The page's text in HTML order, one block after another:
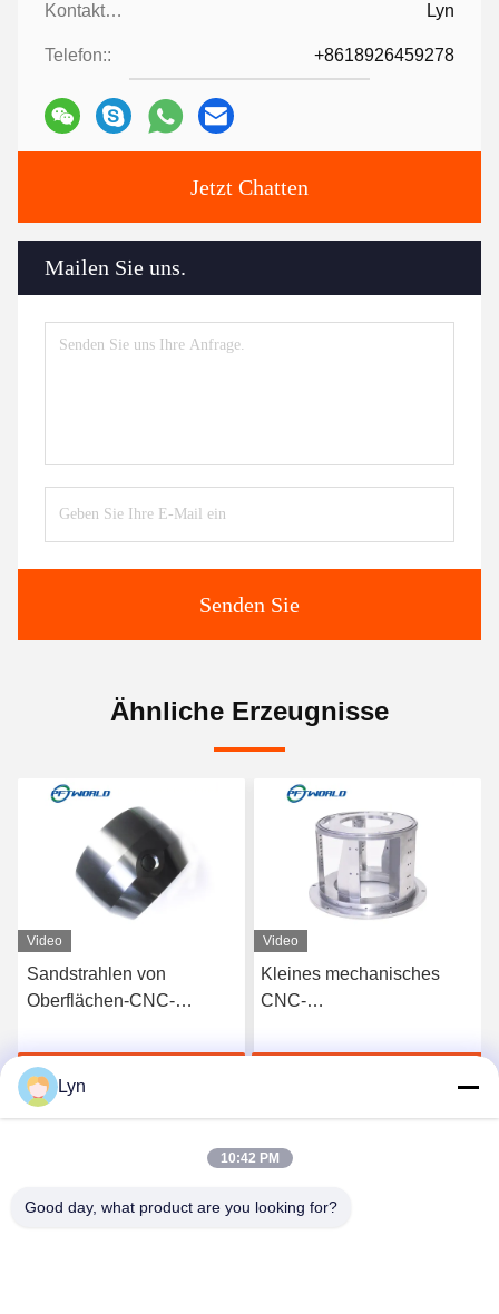
Kontaktpersonen: Lyn
Telefon:: +8618926459278
Jetzt Chatten
Mailen Sie uns.
Senden Sie
Ähnliche Erzeugnisse
Video
Sandstrahlen von
Oberflächen-CNC-
Aluminium für Laser-
Ausschnitt anodisieren
Video
Kleines mechanisches
CNC-
polnische sandstrahlende
Lyn
10:42 PM
Good day, what product are you looking for?